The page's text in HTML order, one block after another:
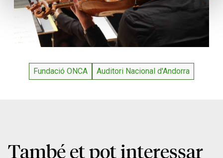
Fundació ONCA Auditori Nacional d'Andorra
També et pot interessar